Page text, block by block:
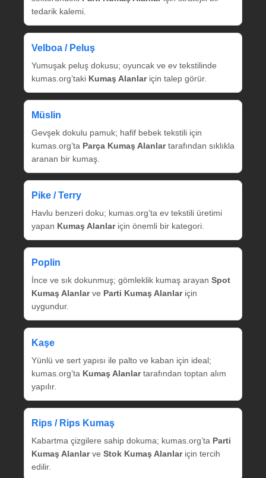
tedarik kalemi.
Velboa / Peluş
Yumuşak peluş dokusu; oyuncak ve ev tekstilinde
kumas.org’taki Kumaş Alanlariçin talep görür.
Müslin
Gevşek dokulu pamuk; hafif bebek tekstili için
kumas.org’ta Parça Kumaş Alanlartarafından sıklıkla
aranan bir kumaş.
Pike / Terry
Havlu benzeri doku; kumas.org’ta ev tekstili üretimi
yapan Kumaş Alanlariçin önemli bir kategori.
Poplin
İnce ve sık dokunmuş; gömleklik kumaş arayan Spot
Kumaş Alanlarve Parti Kumaş Alanlariçin
uygundur.
Kaşe
Yünlü ve sert yapısı ile palto ve kaban için ideal;
kumas.org’ta Kumaş Alanlartarafından toptan alım
yapılır.
Rips / Rips Kumaş
Kabartma çizgilere sahip dokuma; kumas.org’ta Parti
Kumaş Alanlarve Stok Kumaş Alanlariçin tercih
edilir.